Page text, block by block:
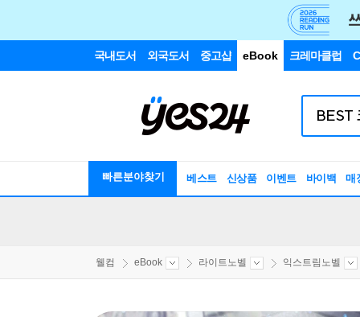
국내도서 외국도서 중고샵 eBook 크레마클럽
빠른분야찾기 베스트 신상품 이벤트 바이백 매
웰컴 eBook 라이트노벨 익스트림노벨